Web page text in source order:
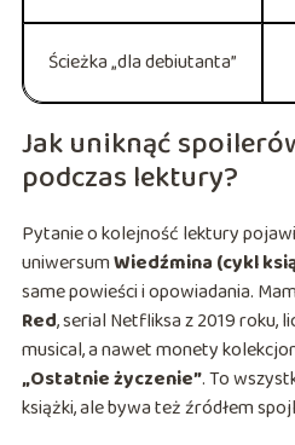
Ścieżka „dla debiutanta”
Jak uniknąć
podczas lektury?
Pytanie o kolejność lektury
uniwersumWiedźmina (cykl
same powieści i opowiadania.
Red, serial Netfliksa z 2019 roku,
musical, a nawet monety
„Ostatnie życzenie”. To
książki, ale bywa też źródłem